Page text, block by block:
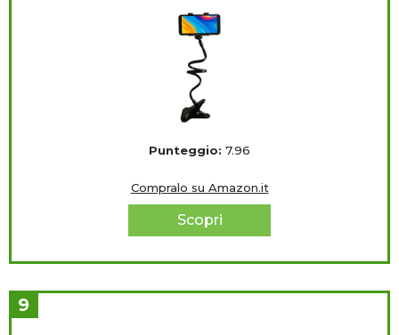
Punteggio: 7.96
Compralo su Amazon.it
Scopri
9